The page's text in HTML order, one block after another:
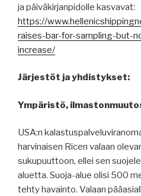
ja päiväkirjanpidolle kasvavat:
https://
raises-bar-for-sampling-but-
increase/
Järjestöt ja yhdistykset:
Ympäristö,
USA:n
harvinaisen Ricen valaan
sukupuuttoon, ellei sen
aluetta. Suoja-alue olisi 500
tehty havainto. Valaan